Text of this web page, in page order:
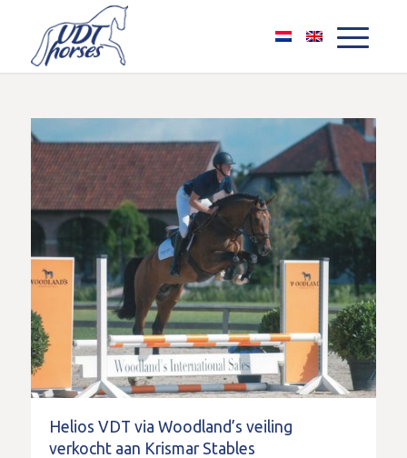
Helios VDT via Woodland’s veiling
verkocht aan Krismar Stables